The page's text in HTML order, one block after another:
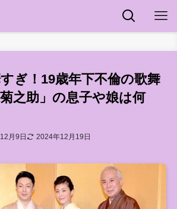
ぎ！19歳年下不倫の歌舞
之助」の息子や娘は何
月9日 2024年12月19日